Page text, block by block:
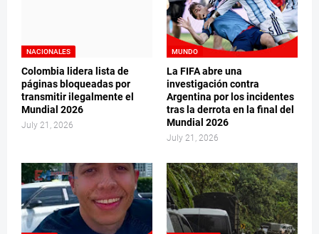
NACIONALES
Colombia lidera lista de
páginas bloqueadas por
transmitir ilegalmente el
Mundial 2026
July 21, 2026
MUNDO
La FIFA abre una
investigación contra
Argentina por los incidentes
tras la derrota en la final del
Mundial 2026
July 21, 2026